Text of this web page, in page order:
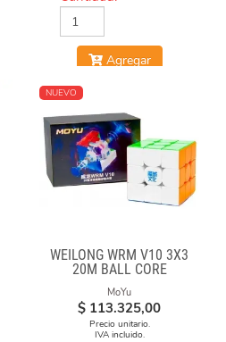
Agregar
NUEVO
WEILONG WRM V10 3X3
20M BALL CORE
MAGLEV UV
MoYu
$ 113.325,00
Precio unitario.
IVA incluido.